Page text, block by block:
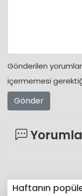
Gönderilen
içermemesi
Gönder
Haftanın